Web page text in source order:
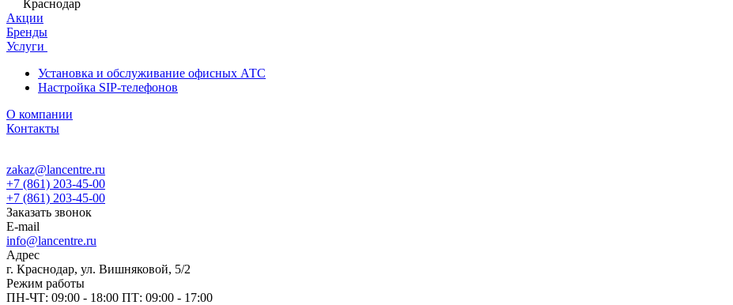
Краснодар
Акции
Бренды
Услуги
Установка и обслуживание офисных АТС
Настройка SIP-телефонов
О компании
Контакты
zakaz@lancentre.ru
+7 (861) 203-45-00
+7 (861) 203-45-00
Заказать звонок
E-mail
info@lancentre.ru
Адрес
г. Краснодар, ул. Вишняковой, 5/2
Режим работы
ПН-ЧТ: 09:00 - 18:00 ПТ: 09:00 - 17:00